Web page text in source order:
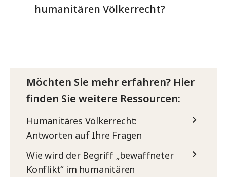
humanitären Völkerrecht?
Möchten Sie mehr erfahren? Hier
finden Sie weitere Ressourcen:
Humanitäres Völkerrecht:
Antworten auf Ihre Fragen
Wie wird der Begriff „bewaffneter
Konflikt“ im humanitären